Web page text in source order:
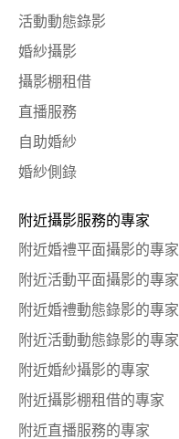
活動動態錄影
婚紗攝影
攝影棚租借
直播服務
自助婚紗
婚紗側錄
附近攝影服務的專家
附近婚禮平面攝影的專家
附近活動平面攝影的專家
附近婚禮動態錄影的專家
附近活動動態錄影的專家
附近婚紗攝影的專家
附近攝影棚租借的專家
附近直播服務的專家